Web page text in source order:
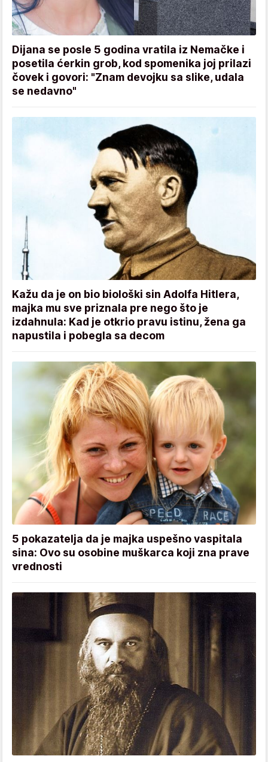
Dijana se posle 5 godina vratila iz Nemačke i
posetila ćerkin grob, kod spomenika joj prilazi
čovek i govori: "Znam devojku sa slike, udala
se nedavno"
Kažu da je on bio biološki sin Adolfa Hitlera,
majka mu sve priznala pre nego što je
izdahnula: Kad je otkrio pravu istinu, žena ga
napustila i pobegla sa decom
5 pokazatelja da je majka uspešno vaspitala
sina: Ovo su osobine muškarca koji zna prave
vrednosti